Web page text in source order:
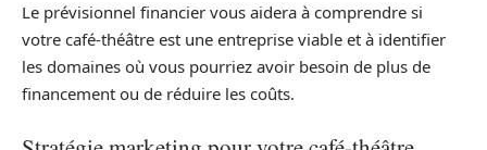
Le prévisionnel financier vous aidera à comprendre si
votre café-théâtre est une entreprise viable et à identifier
les domaines où vous pourriez avoir besoin de plus de
financement ou de réduire les coûts.